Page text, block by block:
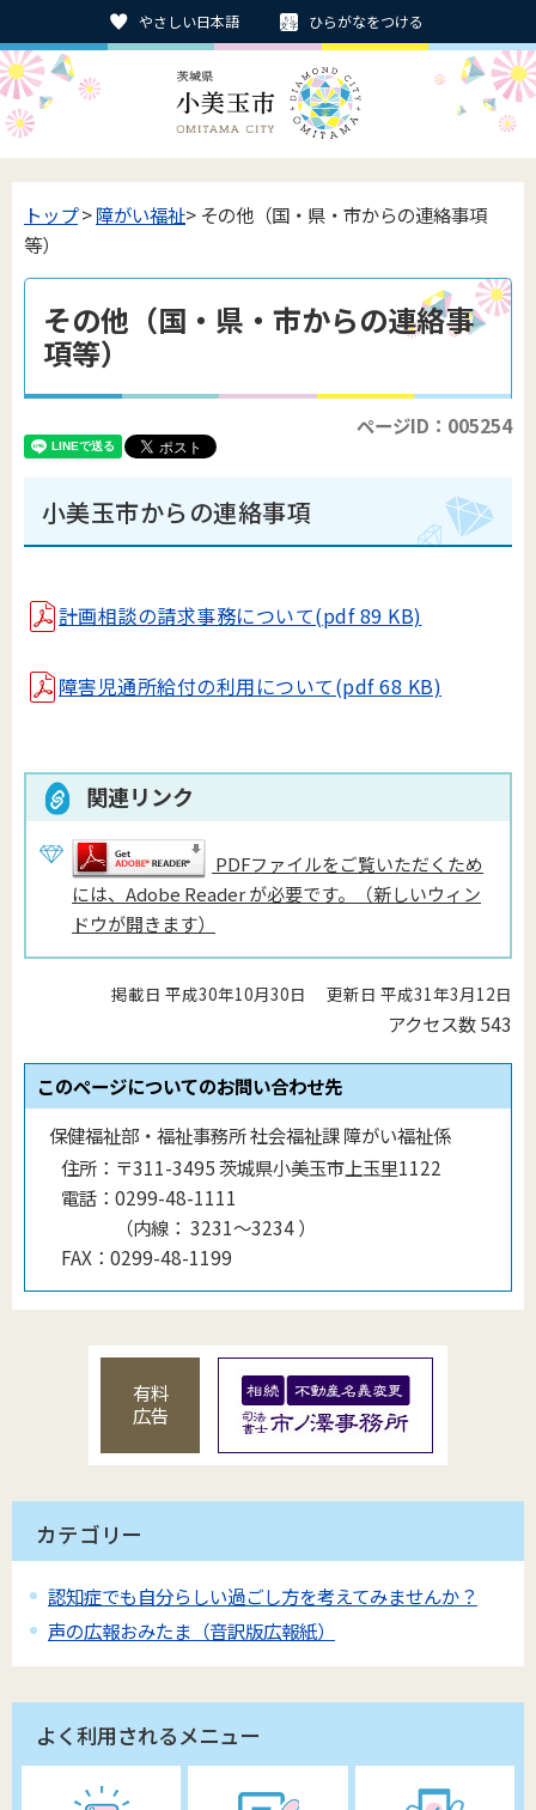
やさしい日本語 ひらがなをつける
トップ>障がい福祉> その他（国・県・市からの連絡事項
等）
その他（国・県・市からの連絡事
項等）
ページID：005254
小美玉市からの連絡事項
計画相談の請求事務について(pdf 89 KB)
障害児通所給付の利用について(pdf 68 KB)
関連リンク
PDFファイルをご覧いただくため
には、Adobe Reader が必要です。（新しいウィン
ドウが開きます）
掲載日 平成30年10月30日 更新日 平成31年3月12日
アクセス数543
このページについてのお問い合わせ先
保健福祉部・福祉事務所 社会福祉課 障がい福祉係
住所： 〒311-3495 茨城県小美玉市上玉里1122
電話： 0299-48-1111
（内線 ： 3231〜3234）
FAX： 0299-48-1199
有料
広告
カテゴリー
認知症でも自分らしい過ごし方を考えてみませんか？
声の広報おみたま（音訳版広報紙）
よく利用されるメニュー